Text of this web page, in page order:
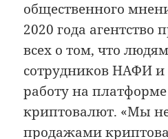
общественного
2020 года агентство
всех о том, что
сотрудников НАФИ и
работу на
криптовалют. «Мы
продажами